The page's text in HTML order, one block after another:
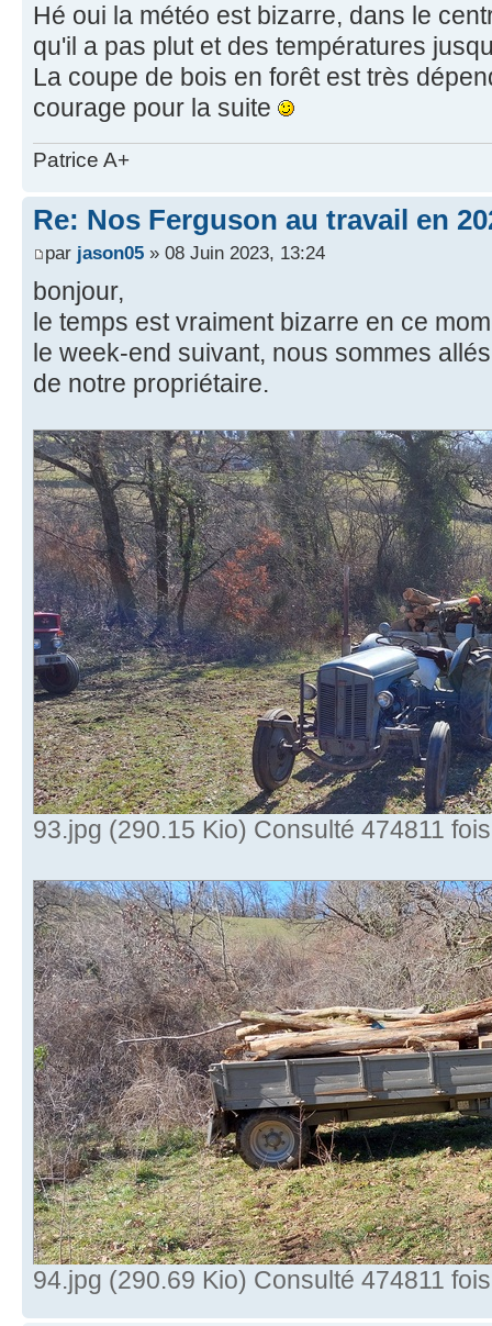
Hé oui la météo est bizarre, dans le
qu'il a pas plut et des températures
La coupe de bois en forêt est très
courage pour la suite
Patrice A+
Re: Nos Ferguson au travail en
par jason05 » 08 Juin 2023, 13:24
bonjour,
le temps est vraiment bizarre en ce
le week-end suivant, nous sommes
de notre propriétaire.
93.jpg (290.15 Kio) Consulté 474811 fois
94.jpg (290.69 Kio) Consulté 474811 fois